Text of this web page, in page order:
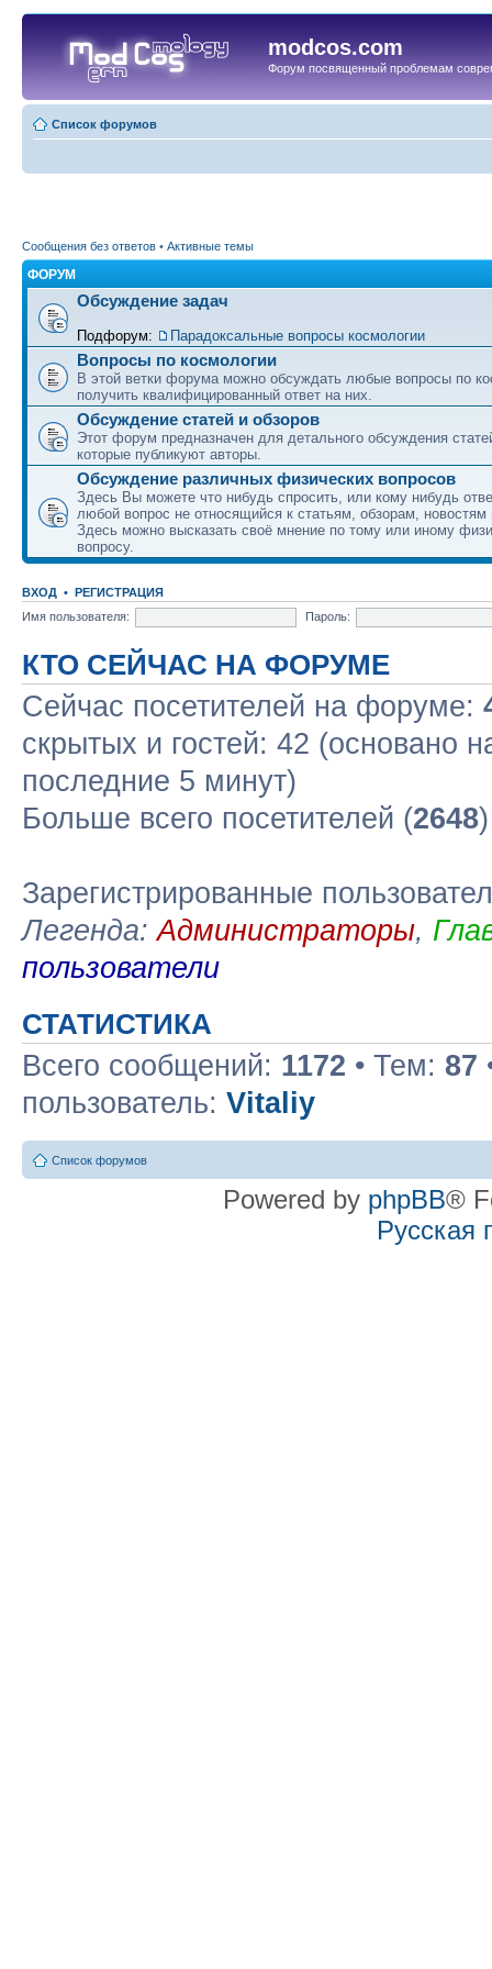
modcos.com
Форум посвященный проблемам
Список форумов
Сообщения без ответов • Активные темы
ФОРУМ
Обсуждение задач
Подфорум: Парадоксальные вопросы космологии
Вопросы по космологии
В этой ветки форума можно обсуждать любые вопросы по
получить квалифицированный ответ на них.
Обсуждение статей и обзоров
Этот форум предназначен для детального обсуждения
которые публикуют авторы.
Обсуждение различных физических вопросов
Здесь Вы можете что нибудь спросить, или кому нибудь
любой вопрос не относящийся к статьям, обзорам, новостям
Здесь можно высказать своё мнение по тому или иному
вопросу.
ВХОД • РЕГИСТРАЦИЯ
Имя пользователя:
Пароль:
КТО СЕЙЧАС НА ФОРУМЕ
Сейчас посетителей на форуме:
скрытых и гостей: 42 (основано
последние 5 минут)
Больше всего посетителей (2648
Зарегистрированные
Легенда:Администраторы,
пользователи
СТАТИСТИКА
Всего сообщений: 1172 • Тем: 87
пользователь: Vitaliy
Список форумов
Powered by phpBB®
Русская